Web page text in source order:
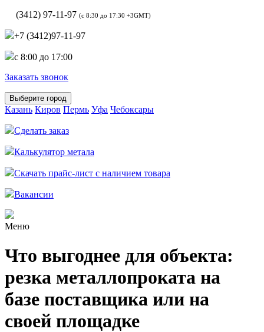
(3412) 97-11-97 (c 8:30 до 17:30 +3GMT)
+7 (3412)97-11-97
c 8:00 до 17:00
Заказать звонок
Выберите город
Казань Киров Пермь Уфа Чебоксары
Сделать заказ
Калькулятор метала
Скачать прайс-лист с наличием товара
Вакансии
Меню
Что выгоднее для объекта:
резка металлопроката на
базе поставщика или на
своей площадке